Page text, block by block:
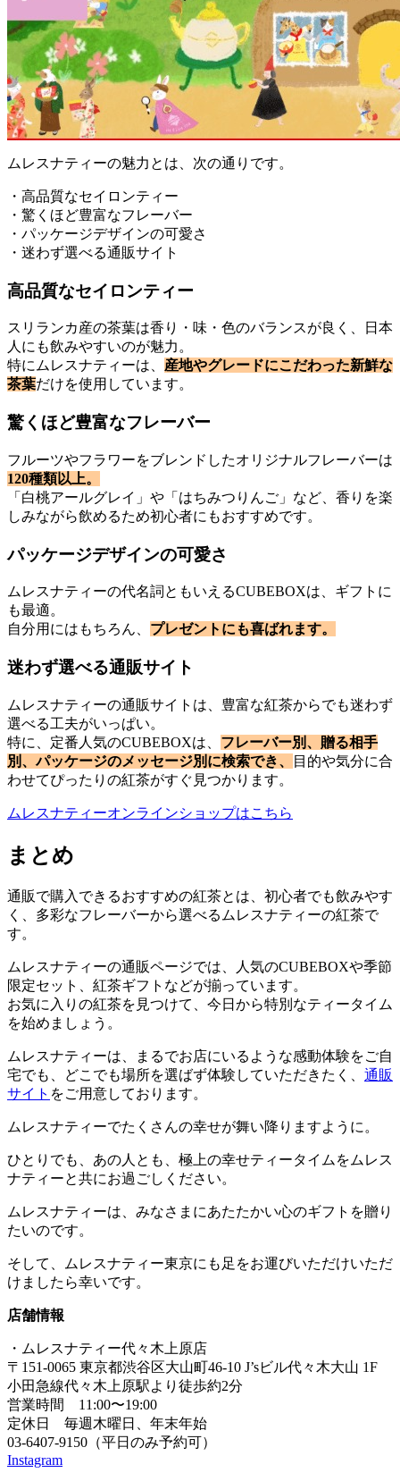
ムレスナティーの魅力とは、次の通りです。
・高品質なセイロンティー
・驚くほど豊富なフレーバー
・パッケージデザインの可愛さ
・迷わず選べる通販サイト
高品質なセイロンティー
スリランカ産の茶葉は香り・味・色のバランスが良く、日本
人にも飲みやすいのが魅力。
特にムレスナティーは、 産地やグレードにこだわった新鮮な
茶葉だけを使用しています。
驚くほど豊富なフレーバー
フルーツやフラワーをブレンドしたオリジナルフレーバーは
120種類以上。
「白桃アールグレイ」や「はちみつりんご」など、香りを楽
しみながら飲めるため初心者にもおすすめです。
パッケージデザインの可愛さ
ムレスナティーの代名詞ともいえるCUBEBOXは、ギフトに
も最適。
自分用にはもちろん、 プレゼントにも喜ばれます。
迷わず選べる通販サイト
ムレスナティーの通販サイトは、豊富な紅茶からでも迷わず
選べる工夫がいっぱい。
特に、定番人気のCUBEBOXは、 フレーバー別、贈る相手
別、パッケージのメッセージ別に検索でき、
目的や気分に合
わせてぴったりの紅茶がすぐ見つかります。
ムレスナティーオンラインショップはこちら
まとめ
通販で購入できるおすすめの紅茶とは、初心者でも飲みやす
く、多彩なフレーバーから選べるムレスナティーの紅茶で
す。
ムレスナティーの通販ページでは、人気のCUBEBOXや季節
限定セット、紅茶ギフトなどが揃っています。
お気に入りの紅茶を見つけて、今日から特別なティータイム
を始めましょう。
ムレスナティーは、まるでお店にいるような感動体験をご自
宅でも、どこでも場所を選ばず体験していただきたく、 通販
サイト をご用意しております。
ムレスナティーでたくさんの幸せが舞い降りますように。
ひとりでも、あの人とも、極上の幸せティータイムをムレス
ナティーと共にお過ごしください。
ムレスナティーは、みなさまにあたたかい心のギフトを贈り
たいのです。
そして、ムレスナティー東京にも足をお運びいただけいただ
けましたら幸いです。
店舗情報
・ムレスナティー代々木上原店
〒151-0065 東京都渋谷区大山町46-10 J’sビル代々木大山 1F
小田急線代々木上原駅より徒歩約2分
営業時間 11:00〜19:00
定休日 毎週木曜日、年末年始
03-6407-9150（平日のみ予約可）
Instagram